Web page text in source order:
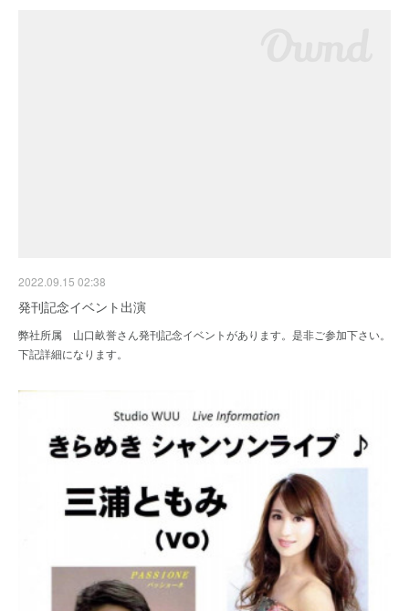
2022.09.15 02:38
発刊記念イベント出演
弊社所属 山口畝誉さん発刊記念イベントがあります。是非ご参加下さい。
下記詳細になります。